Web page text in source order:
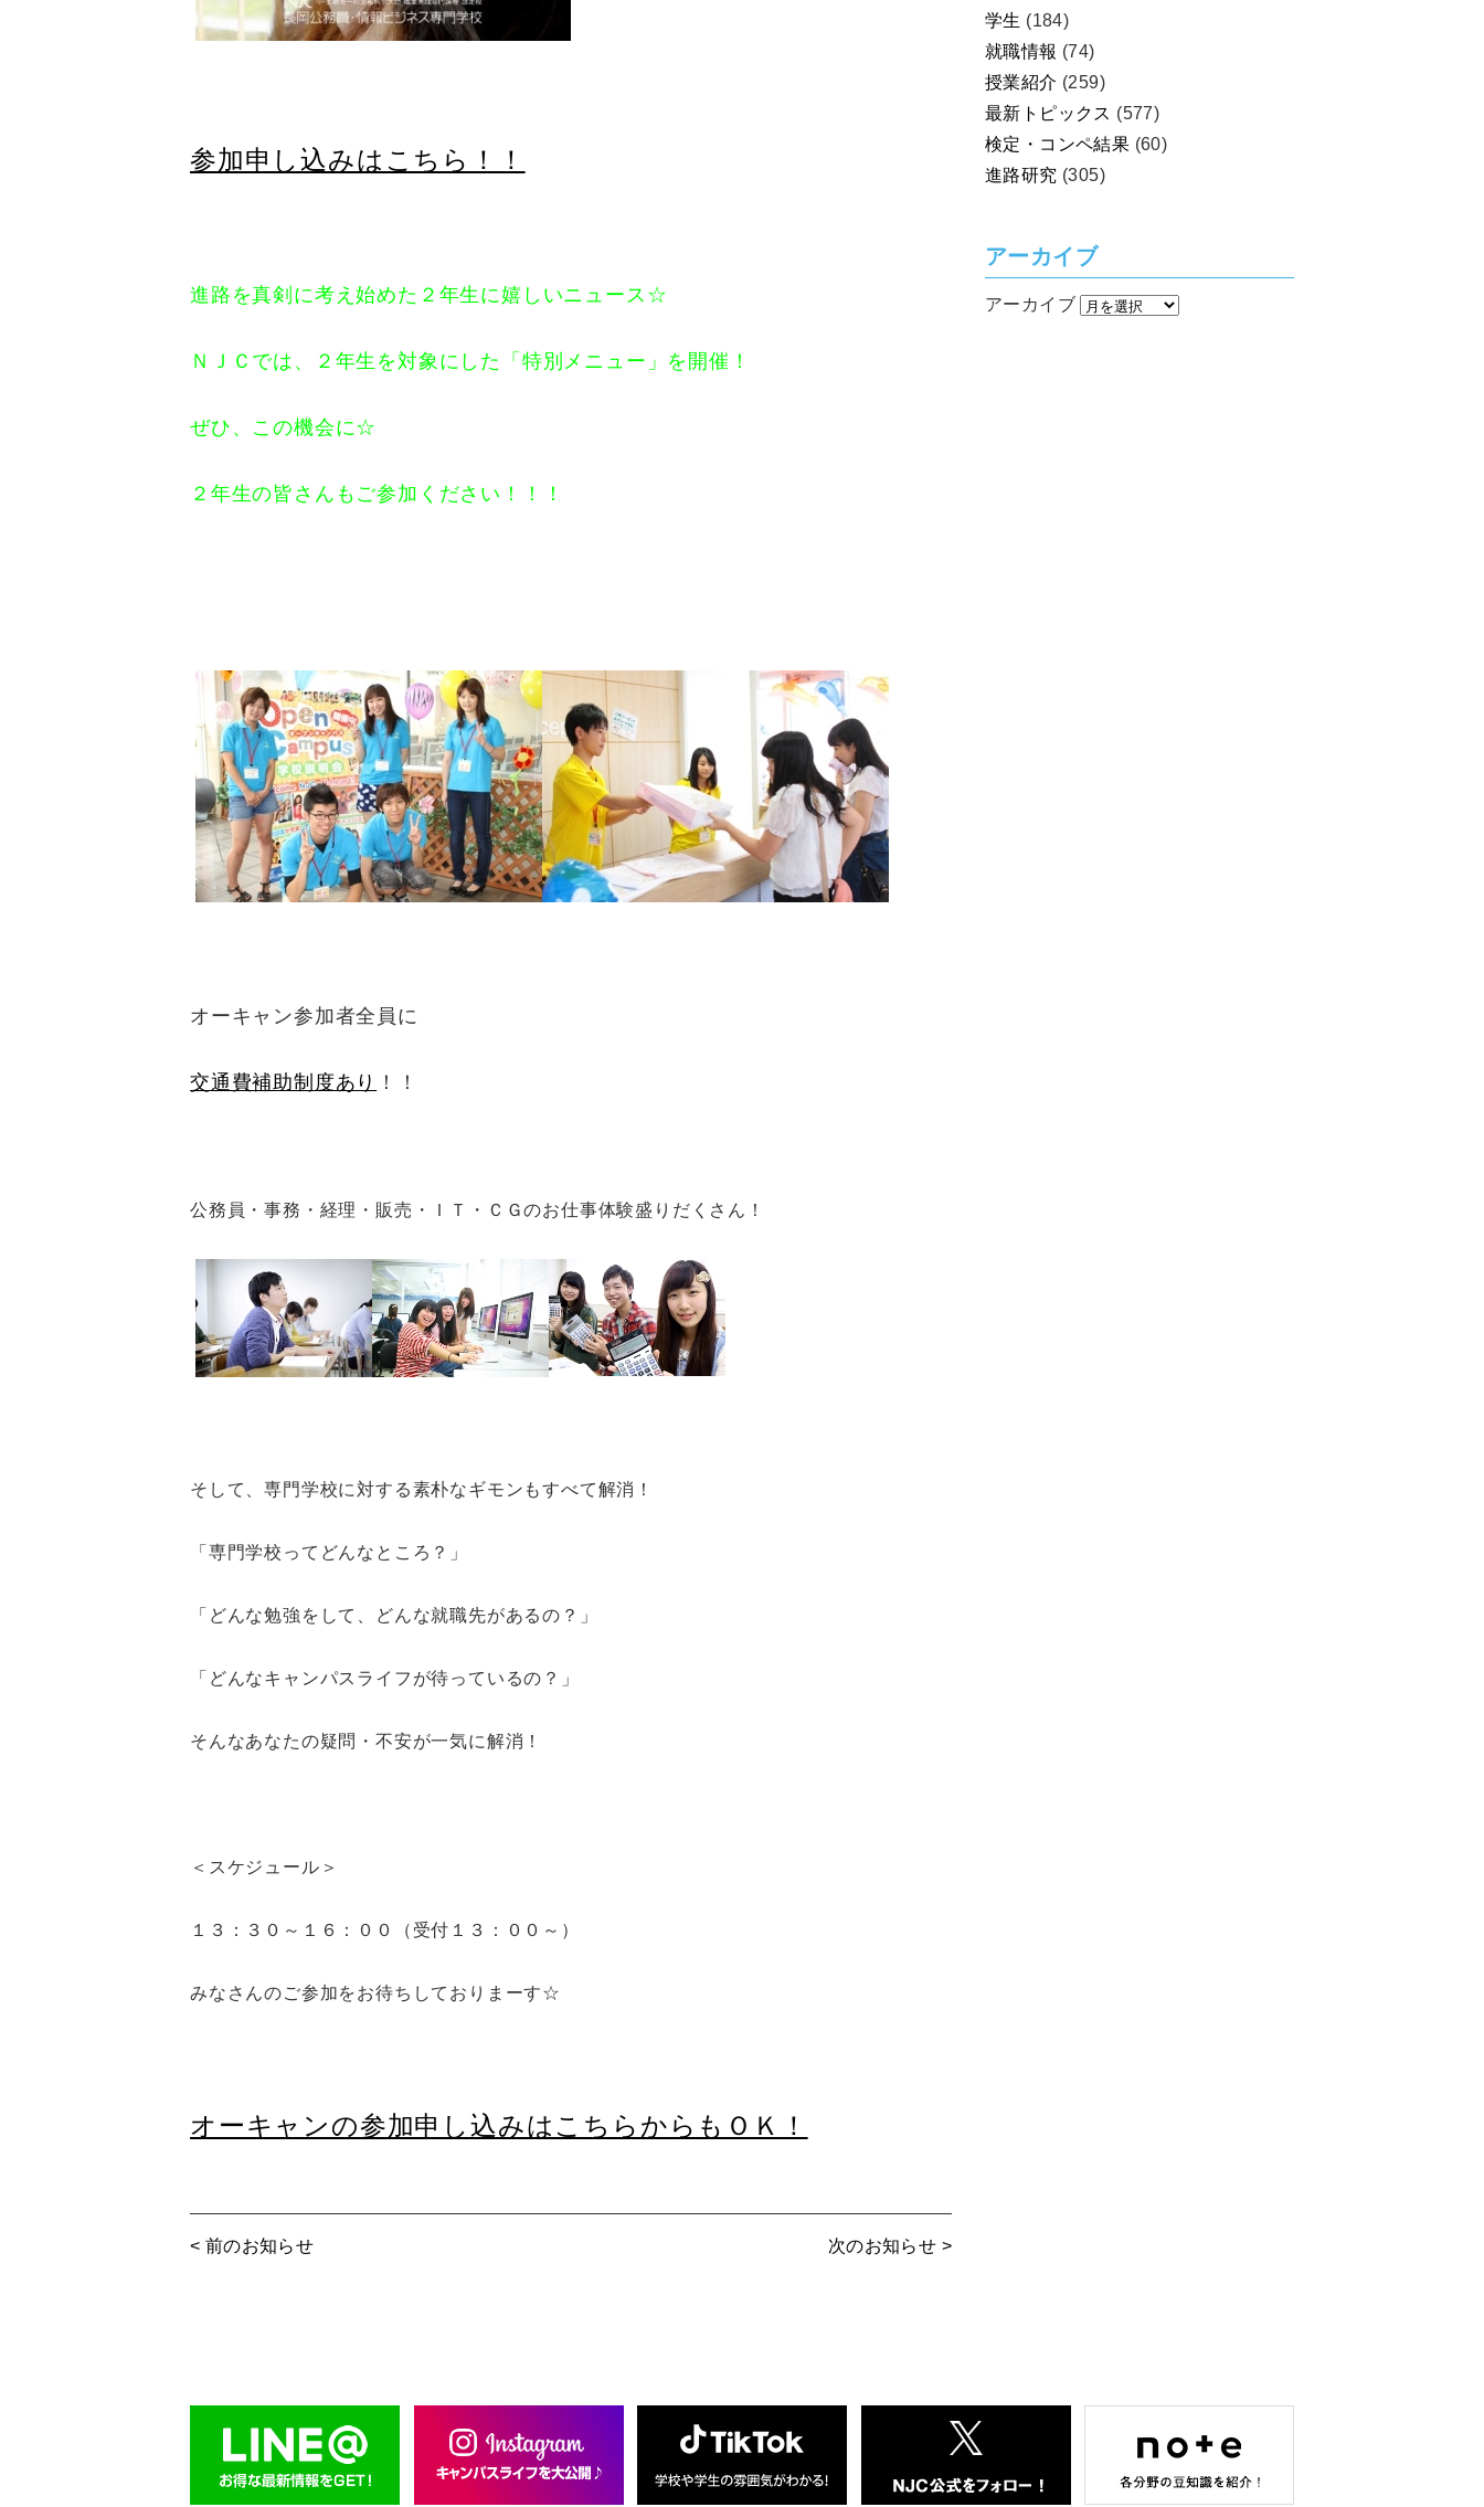
参加申し込みはこちら！！
進路を真剣に考え始めた２年生に嬉しいニュース☆
ＮＪＣでは、２年生を対象にした「特別メニュー」を開催！
ぜひ、この機会に☆
２年生の皆さんもご参加ください！！！
オーキャン参加者全員に
交通費補助制度あり ！！
公務員・事務・経理・販売・ＩＴ・ＣＧのお仕事体験盛りだくさん！
そして、専門学校に対する素朴なギモンもすべて解消！
「専門学校ってどんなところ？」
「どんな勉強をして、どんな就職先があるの？」
「どんなキャンパスライフが待っているの？」
そんなあなたの疑問・不安が一気に解消！
＜スケジュール＞
１３：３０～１６：００（受付１３：００～）
みなさんのご参加をお待ちしておりまーす☆
オーキャンの参加申し込みはこちらからもＯＫ！
< 前のお知らせ 次のお知らせ >
学生 (184)
就職情報 (74)
授業紹介 (259)
最新トピックス (577)
検定・コンペ結果 (60)
進路研究 (305)
アーカイブ
アーカイブ